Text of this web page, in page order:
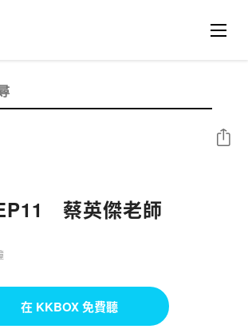
蔡英傑老師
分享
在 KKBOX 免費聽